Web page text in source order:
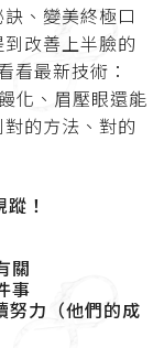
、變美終極口
改善上半臉的
看最新技術：
化、眉壓眼還能
的方法、對的
！
關
事
努力（他們的成